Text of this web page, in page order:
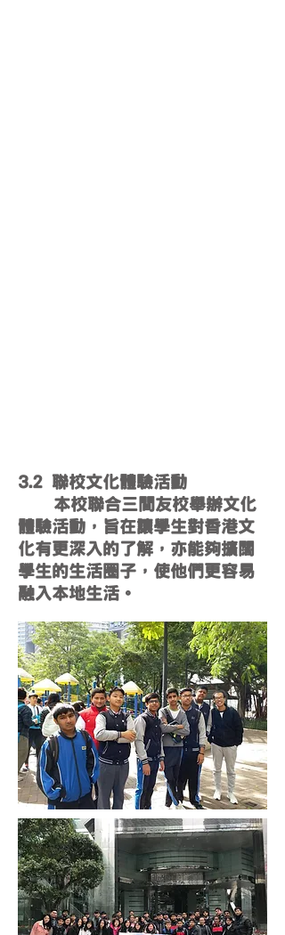
3.2 聯校文化體驗活動
本校聯合三間友校舉辦文化
體驗活動，旨在讓學生對香港文
化有更深入的了解，亦能夠擴闊
學生的生活圈子，使他們更容易
融入本地生活。